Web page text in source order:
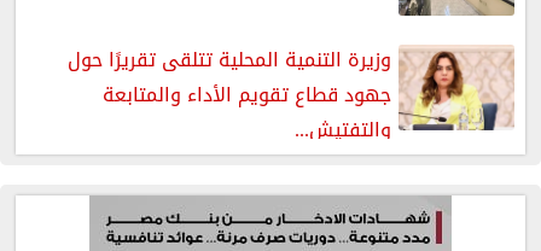
وزيرة التنمية المحلية تتلقى تقريرًا حول
جهود قطاع تقويم الأداء والمتابعة
والتفتيش...